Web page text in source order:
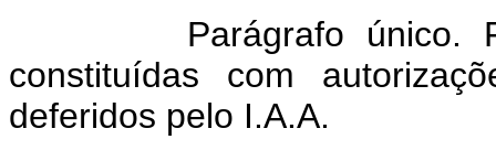
Parágrafo único.
constituídas com
deferidos pelo I.A.A.